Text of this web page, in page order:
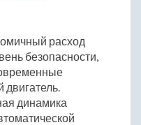
расход
безопасности,
динамика